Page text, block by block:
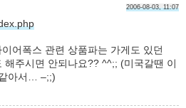
2006-08-03, 11:07
어폭스 관련 상품파는 가게도 있던
주시면 안되나요?? ^^;; (미국갈땐 이
아서… –;;)